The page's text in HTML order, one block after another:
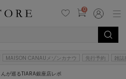
0
MAISON CANAUメゾンカナウ 先行予約 雑誌
が巡るTIARA銀座店レポ